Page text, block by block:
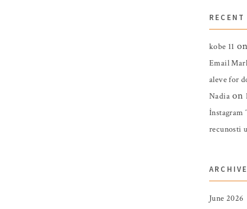
kobe 11
Email
aleve for
Nadiaon
İnstagram
recunosti
June 2026